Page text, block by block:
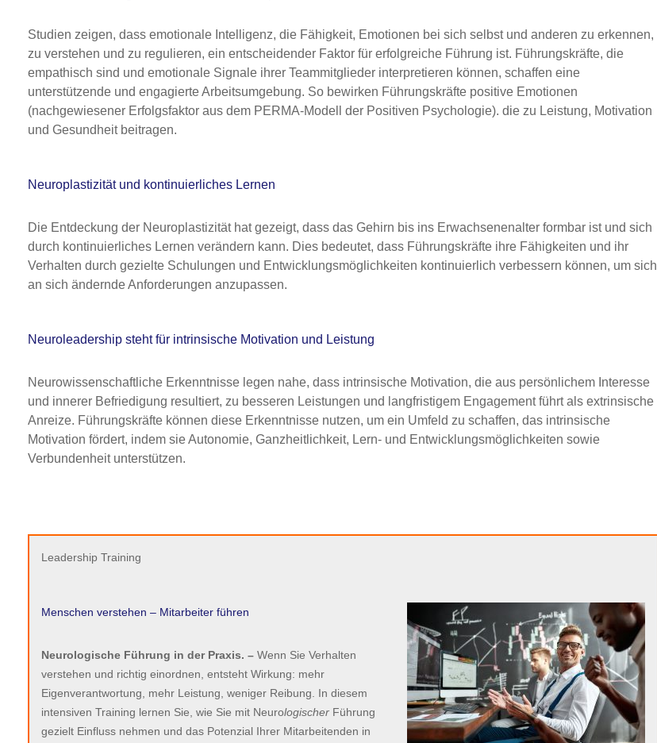
Studien zeigen, dass emotionale Intelligenz, die Fähigkeit, Emotionen bei sich selbst und anderen zu erkennen,
zu verstehen und zu regulieren, ein entscheidender Faktor für erfolgreiche Führung ist. Führungskräfte, die
empathisch sind und emotionale Signale ihrer Teammitglieder interpretieren können, schaffen eine
unterstützende und engagierte Arbeitsumgebung. So bewirken Führungskräfte positive Emotionen
(nachgewiesener Erfolgsfaktor aus dem PERMA-Modell der Positiven Psychologie). die zu Leistung, Motivation
und Gesundheit beitragen.
Neuroplastizität und kontinuierliches Lernen
Die Entdeckung der Neuroplastizität hat gezeigt, dass das Gehirn bis ins Erwachsenenalter formbar ist und sich
durch kontinuierliches Lernen verändern kann. Dies bedeutet, dass Führungskräfte ihre Fähigkeiten und ihr
Verhalten durch gezielte Schulungen und Entwicklungsmöglichkeiten kontinuierlich verbessern können, um sich
an sich ändernde Anforderungen anzupassen.
Neuroleadership steht für intrinsische Motivation und Leistung
Neurowissenschaftliche Erkenntnisse legen nahe, dass intrinsische Motivation, die aus persönlichem Interesse
und innerer Befriedigung resultiert, zu besseren Leistungen und langfristigem Engagement führt als extrinsische
Anreize. Führungskräfte können diese Erkenntnisse nutzen, um ein Umfeld zu schaffen, das intrinsische
Motivation fördert, indem sie Autonomie, Ganzheitlichkeit, Lern- und Entwicklungsmöglichkeiten sowie
Verbundenheit unterstützen.
Leadership Training
Menschen verstehen – Mitarbeiter führen
Neurologische Führung in der Praxis. – Wenn Sie Verhalten
verstehen und richtig einordnen, entsteht Wirkung: mehr
Eigenverantwortung, mehr Leistung, weniger Reibung. In diesem
intensiven Training lernen Sie, wie Sie mit Neurologischer Führung
gezielt Einfluss nehmen und das Potenzial Ihrer Mitarbeitenden in